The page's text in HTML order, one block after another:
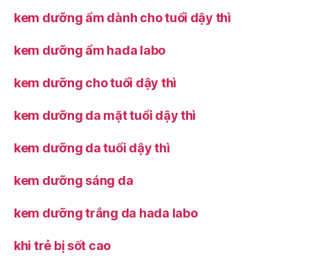
kem dưỡng ẩm dành cho tuổi dậy thì
kem dưỡng ẩm hada labo
kem dưỡng cho tuổi dậy thì
kem dưỡng da mặt tuổi dậy thì
kem dưỡng da tuổi dậy thì
kem dưỡng sáng da
kem dưỡng trắng da hada labo
khi trẻ bị sốt cao